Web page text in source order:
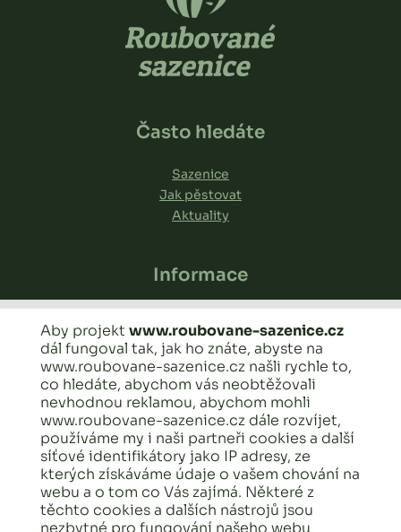
Často hledáte
Sazenice
Jak pěstovat
Aktuality
Informace
Rostlinolékařský pas
Obchodní podmínky
Časté dotazy
Ing. Václav Kozák a Bc. Eliška Kozáková
Chvojenec 75
534 01 Holice
Aby projekt www.roubovane-sazenice.cz
dál fungoval tak, jak ho znáte, abyste na
www.roubovane-sazenice.cz našli rychle to,
co hledáte, abychom vás neobtěžovali
nevhodnou reklamou, abychom mohli
www.roubovane-sazenice.cz dále rozvíjet,
používáme my i naši partneři cookies a další
síťové identifikátory jako IP adresy, ze
kterých získáváme údaje o vašem chování na
webu a o tom co Vás zajímá. Některé z
těchto cookies a dalších nástrojů jsou
nezbytné pro fungování našeho webu